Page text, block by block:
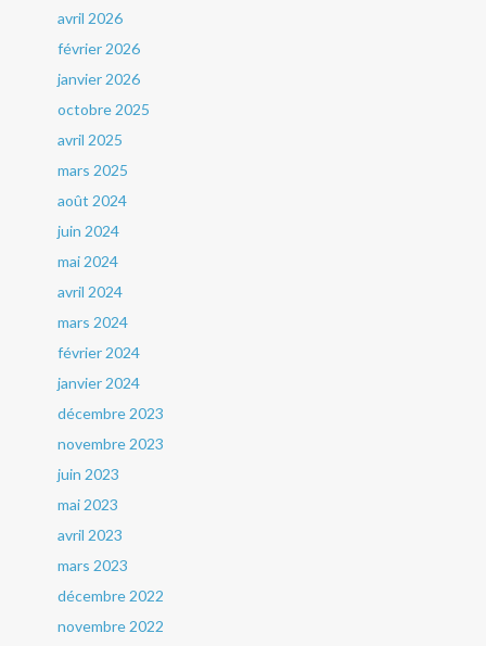
avril 2026
février 2026
janvier 2026
octobre 2025
avril 2025
mars 2025
août 2024
juin 2024
mai 2024
avril 2024
mars 2024
février 2024
janvier 2024
décembre 2023
novembre 2023
juin 2023
mai 2023
avril 2023
mars 2023
décembre 2022
novembre 2022